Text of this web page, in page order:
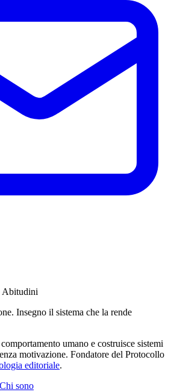
Abitudini
Insegno il sistema che la rende
umano e costruisce sistemi
motivazione. Fondatore del Protocollo
editoriale.
Chi sono